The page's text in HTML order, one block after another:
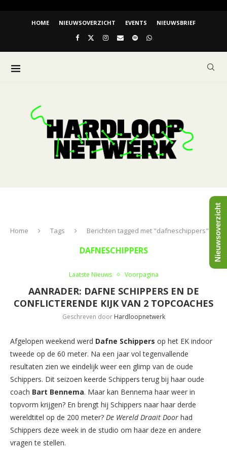
HOME NIEUWSOVERZICHT EVENTS NIEUWSBRIEF
Home Tags Berichten tagged met "dafneschippers"
DAFNESCHIPPERS
Laatste Nieuws Voorpagina
AANRADER: DAFNE SCHIPPERS EN DE
CONFLICTERENDE KIJK VAN 2 TOPCOACHES
Geschreven door Hardloopnetwerk
Afgelopen weekend werd Dafne Schippers op het EK indoor
tweede op de 60 meter. Na een jaar vol tegenvallende
resultaten zien we eindelijk weer een glimp van de oude
Schippers. Dit seizoen keerde Schippers terug bij haar oude
coach Bart Bennema. Maar kan Bennema haar weer in
topvorm krijgen? En brengt hij Schippers naar haar derde
wereldtitel op de 200 meter? De Wereld Draait Door had
Schippers deze week in de studio om haar deze en andere
vragen te stellen.
Nieuwsoverzicht